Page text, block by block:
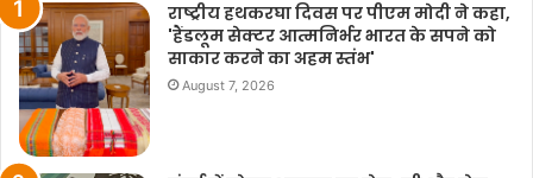
राष्ट्रीय हथकरघा दिवस पर पीएम मोदी ने कहा,
'हैंडलूम सेक्टर आत्मनिर्भर भारत के सपने को
साकार करने का अहम स्तंभ'
August 7, 2026